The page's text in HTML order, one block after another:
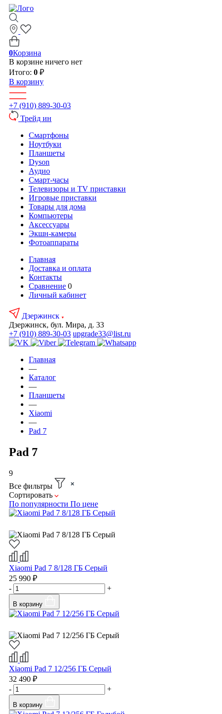
0Корзина
В корзине ничего нет
Итого: 0 ₽
В корзину
+7 (910) 889-30-03
Трейд ин
Смартфоны
Ноутбуки
Планшеты
Dyson
Аудио
Смарт-часы
Телевизоры и TV приставки
Игровые приставки
Товары для дома
Компьютеры
Аксесcуары
Экшн-камеры
Фотоаппараты
Главная
Доставка и оплата
Контакты
Сравнение 0
Личный кабинет
Дзержинск
Дзержинск, бул. Мира, д. 33
+7 (910) 889-30-03 upgrade33@list.ru
Главная
—
Каталог
—
Планшеты
—
Xiaomi
—
Pad 7
Pad 7
9
Все фильтры
Сортировать
По популярности По цене
Xiaomi Pad 7 8/128 ГБ Серый
25 990 ₽
-
+
В корзину
Xiaomi Pad 7 12/256 ГБ Серый
32 490 ₽
-
+
В корзину